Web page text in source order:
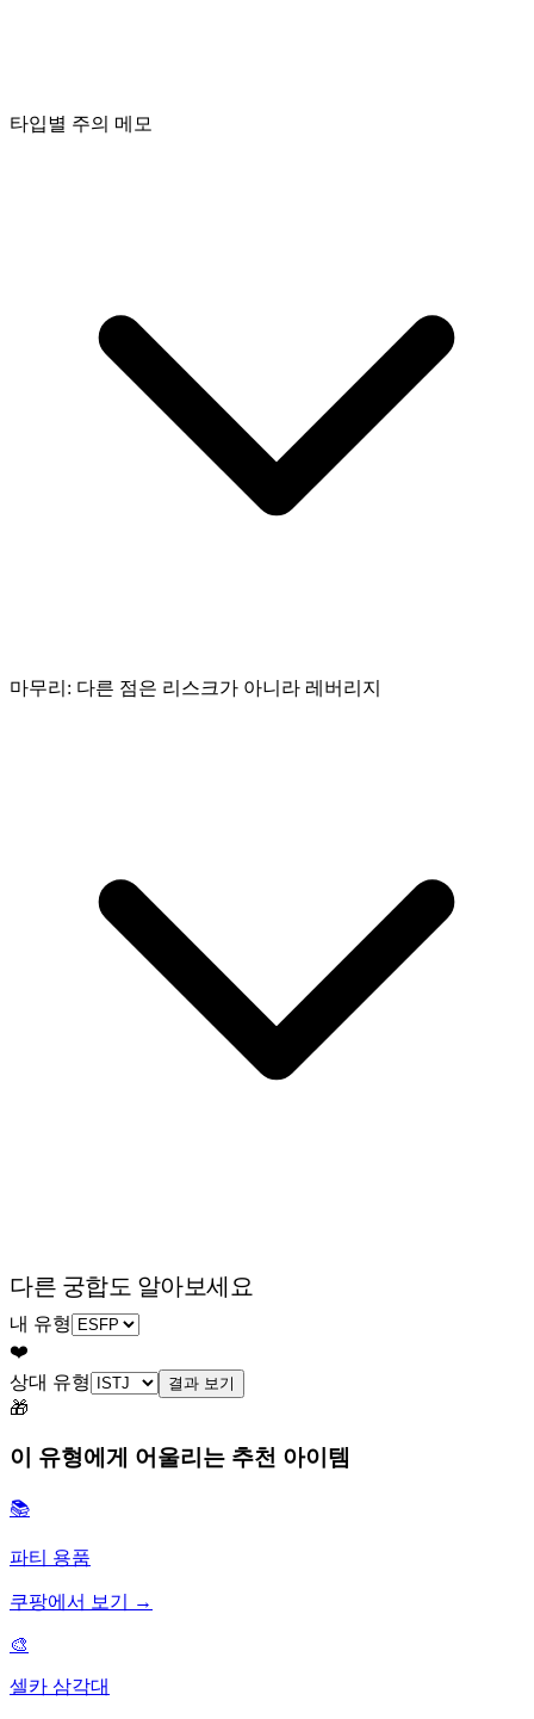
타입별 주의 메모
마무리: 다른 점은 리스크가 아니라 레버리지
다른 궁합도 알아보세요
내 유형
❤️
상대 유형
결과 보기
🎁
이 유형에게 어울리는 추천 아이템
📚
파티 용품
쿠팡에서 보기 →
🎨
셀카 삼각대